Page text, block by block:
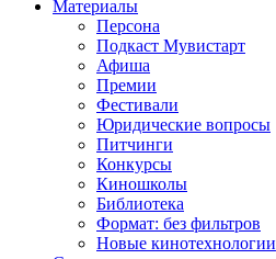
Материалы
Персона
Подкаст Мувистарт
Афиша
Премии
Фестивали
Юридические вопросы
Питчинги
Конкурсы
Киношколы
Библиотека
Формат: без фильтров
Новые кинотехнологии